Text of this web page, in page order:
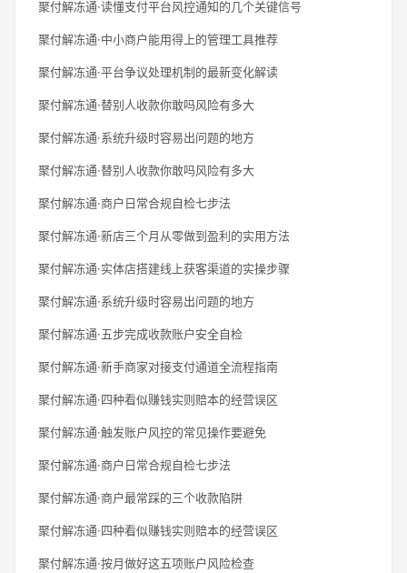
聚付解冻通·读懂支付平台风控通知的几个关键信号
聚付解冻通·中小商户能用得上的管理工具推荐
聚付解冻通·平台争议处理机制的最新变化解读
聚付解冻通·替别人收款你敢吗风险有多大
聚付解冻通·系统升级时容易出问题的地方
聚付解冻通·替别人收款你敢吗风险有多大
聚付解冻通·商户日常合规自检七步法
聚付解冻通·新店三个月从零做到盈利的实用方法
聚付解冻通·实体店搭建线上获客渠道的实操步骤
聚付解冻通·系统升级时容易出问题的地方
聚付解冻通·五步完成收款账户安全自检
聚付解冻通·新手商家对接支付通道全流程指南
聚付解冻通·四种看似赚钱实则赔本的经营误区
聚付解冻通·触发账户风控的常见操作要避免
聚付解冻通·商户日常合规自检七步法
聚付解冻通·商户最常踩的三个收款陷阱
聚付解冻通·四种看似赚钱实则赔本的经营误区
聚付解冻通·按月做好这五项账户风险检查